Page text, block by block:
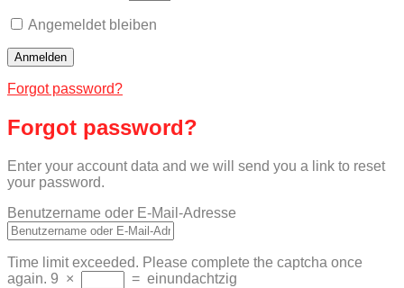
Angemeldet bleiben
Forgot password?
Forgot password?
Enter your account data and we will send you a link to reset
your password.
Benutzername oder E-Mail-Adresse
Time limit exceeded. Please complete the captcha once
again. 9 × = einundachtzig